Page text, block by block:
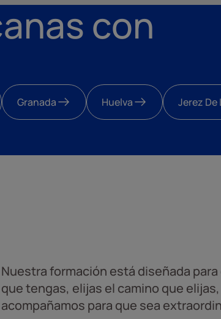
con
Granada Huelva Jerez De
Nuestra formación está diseñada
que tengas, elijas el camino que
acompañamos para que sea